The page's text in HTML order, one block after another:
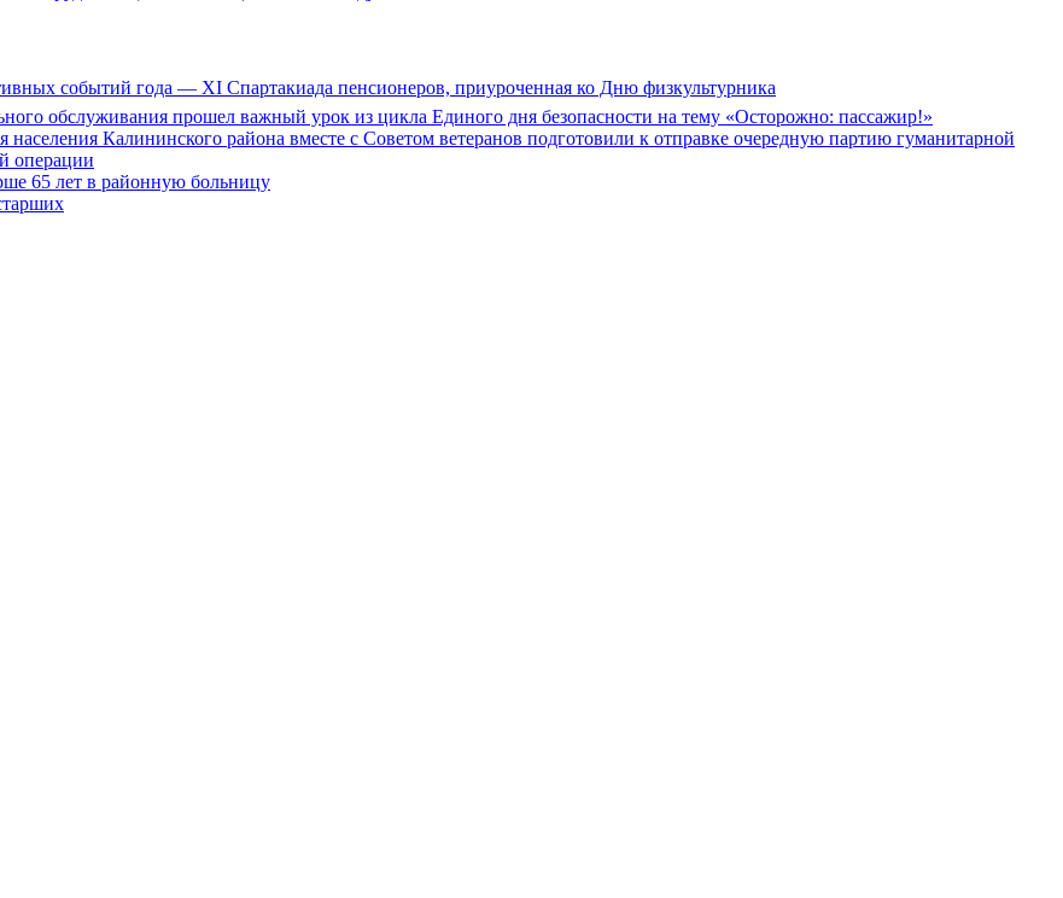
событий года — XI Спартакиада пенсионеров, приуроченная ко Дню физкультурника
обслуживания прошел важный урок из цикла Единого дня безопасности на тему «Осторожно: пассажир!»
Калининского района вместе с Советом ветеранов подготовили к отправке очередную партию гуманитарной
операции
65 лет в районную больницу